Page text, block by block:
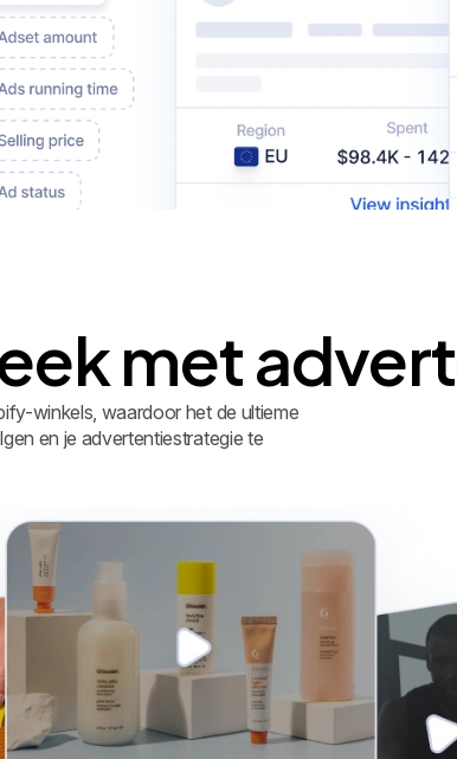
met
winkels, waardoor het de ultieme
en je advertentiestrategie te